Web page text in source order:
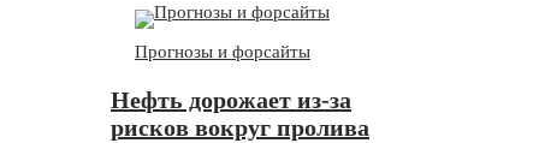
Прогнозы и форсайты
Нефть дорожает из-за
рисков вокруг пролива